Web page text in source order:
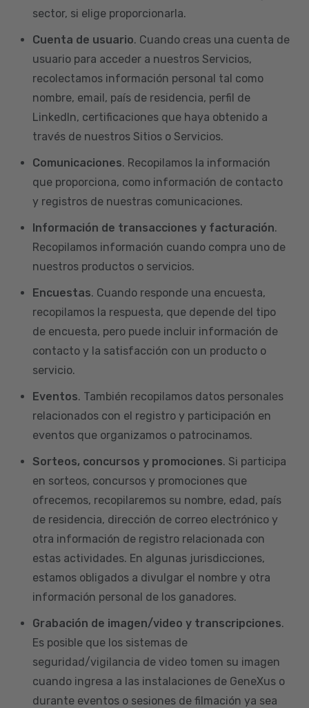
sector, si elige proporcionarla.
Cuenta de usuario. Cuando creas una cuenta de
usuario para acceder a nuestros Servicios,
recolectamos información personal tal como
nombre, email, país de residencia, perfil de
LinkedIn, certificaciones que haya obtenido a
través de nuestros Sitios o Servicios.
Comunicaciones. Recopilamos la información
que proporciona, como información de contacto
y registros de nuestras comunicaciones.
Información de transacciones y facturación.
Recopilamos información cuando compra uno de
nuestros productos o servicios.
Encuestas. Cuando responde una encuesta,
recopilamos la respuesta, que depende del tipo
de encuesta, pero puede incluir información de
contacto y la satisfacción con un producto o
servicio.
Eventos. También recopilamos datos personales
relacionados con el registro y participación en
eventos que organizamos o patrocinamos.
Sorteos, concursos y promociones. Si participa
en sorteos, concursos y promociones que
ofrecemos, recopilaremos su nombre, edad, país
de residencia, dirección de correo electrónico y
otra información de registro relacionada con
estas actividades. En algunas jurisdicciones,
estamos obligados a divulgar el nombre y otra
información personal de los ganadores.
Grabación de imagen/video y transcripciones.
Es posible que los sistemas de
seguridad/vigilancia de video tomen su imagen
cuando ingresa a las instalaciones de GeneXus o
durante eventos o sesiones de filmación ya sea